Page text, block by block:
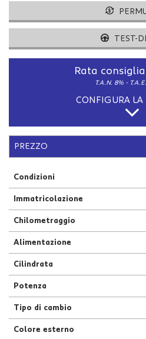
TEST-
Rata
T.A.N. 8% -
CONFIGURA LA
PREZZO
Condizioni
Immatricolazione
Chilometraggio
Alimentazione
Cilindrata
Potenza
Tipo di cambio
Colore esterno
e
le
maggiori
informazioni
sull'utilità
sul
questi
di
tracciamento
si
rimanda
alla
cookie
policy.
rivedere